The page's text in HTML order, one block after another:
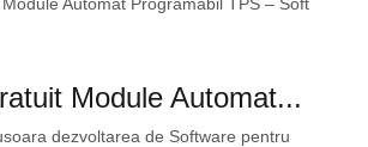
Module Automat...
dezvoltarea de Software pentru